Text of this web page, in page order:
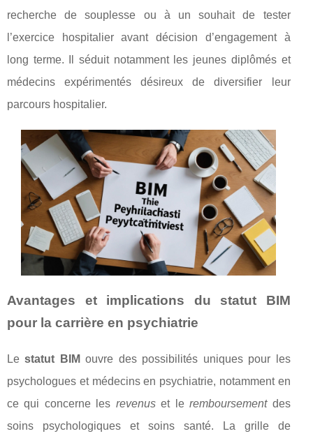
recherche de souplesse ou à un souhait de tester
l’exercice hospitalier avant décision d’engagement à
long terme. Il séduit notamment les jeunes diplômés et
médecins expérimentés désireux de diversifier leur
parcours hospitalier.
Avantages et implications du statut BIM
pour la carrière en psychiatrie
Lestatut BIM ouvre des possibilités uniques pour les
psychologues et médecins en psychiatrie, notamment en
ce qui concerne les revenuset leremboursementdes
soins psychologiques et soins santé. La grille de